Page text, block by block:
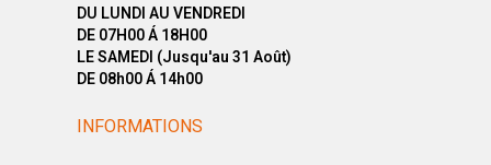
DU LUNDI AU VENDREDI
DE 07H00 Á 18H00
LE SAMEDI (Jusqu'au 31 Août)
DE 08h00 Á 14h00
INFORMATIONS